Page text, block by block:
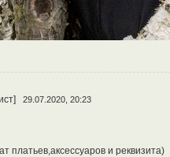
29.07.2020, 20:23
платьев,аксессуаров и реквизита)